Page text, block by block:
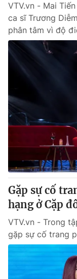
VTV.vn - Mai
ca sĩ Trương
phân tâm vì độ
Gặp sự cố
hạng ở Cặp
VTV.vn - Trong
gặp sự cố trang